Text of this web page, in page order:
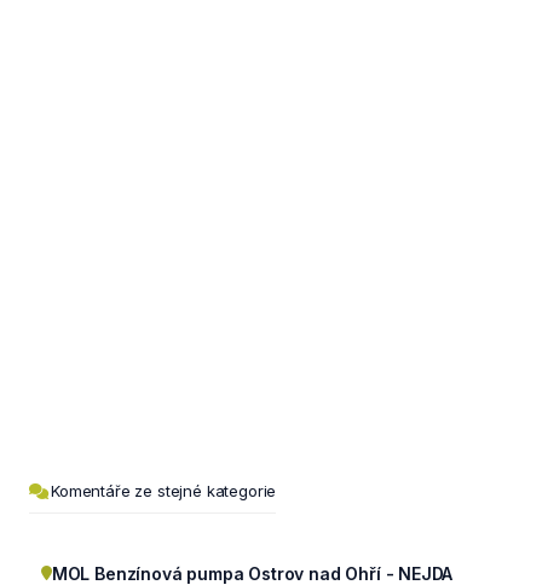
Komentáře ze stejné kategorie
MOL Benzínová pumpa Ostrov nad Ohří - NEJDA